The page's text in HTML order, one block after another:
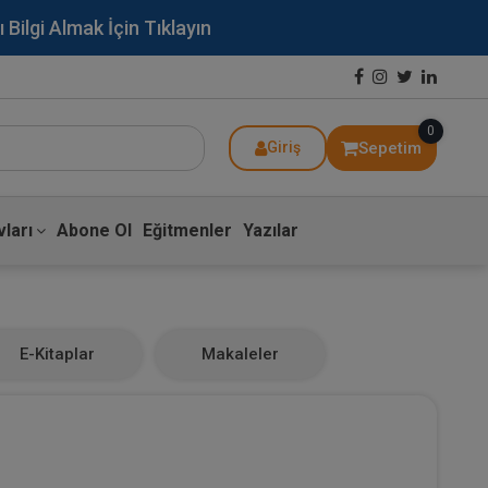
Almak İçin Tıklayın
Giriş Sepetim
0
Abone Ol Eğitmenler Yazılar
E-Kitaplar Makaleler